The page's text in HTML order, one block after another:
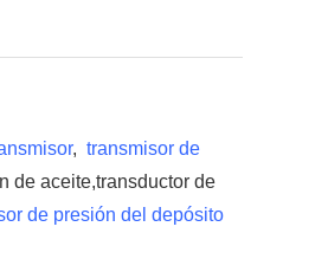
, transmisor de
de aceite,transductor de
de presión del depósito